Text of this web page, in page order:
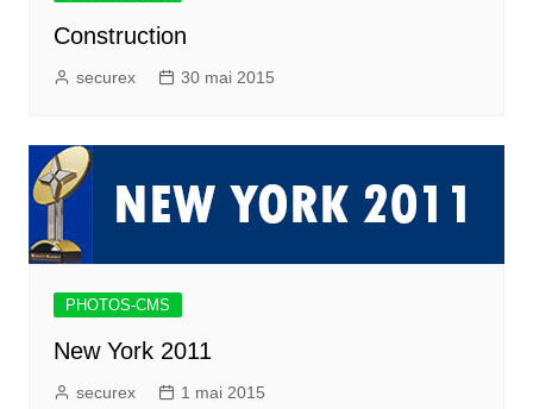
Construction
securex 30 mai 2015
PHOTOS-CMS
New York 2011
securex 1 mai 2015